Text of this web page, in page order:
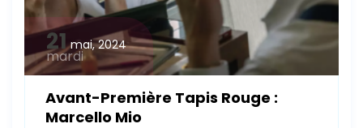
21 mai, 2024
mardi
Avant-Première Tapis Rouge :
Marcello Mio